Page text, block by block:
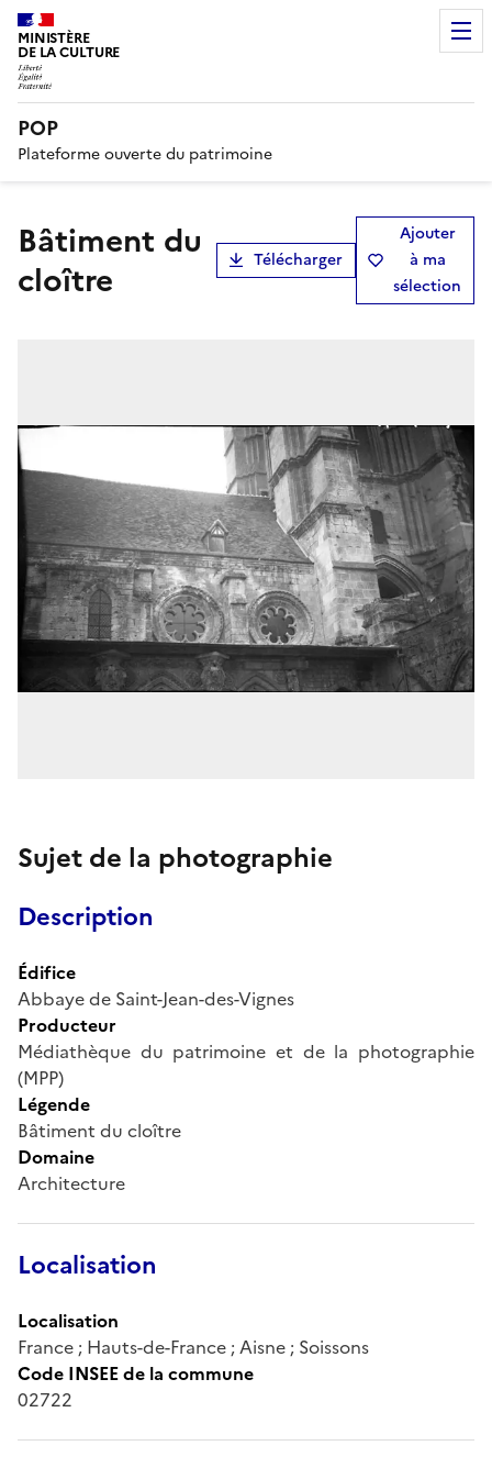
MINISTÈRE
DE LA CULTURE
POP
Plateforme ouverte du patrimoine
Bâtiment du
cloître
Télécharger
Ajouter
à ma
sélection
Sujet de la photographie
Description
Édifice
Abbaye de Saint-Jean-des-Vignes
Producteur
Médiathèque du patrimoine et de la photographie
(MPP)
Légende
Bâtiment du cloître
Domaine
Architecture
Localisation
Localisation
France ; Hauts-de-France ; Aisne ; Soissons
Code INSEE de la commune
02722